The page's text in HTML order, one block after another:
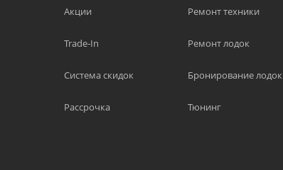
Акции
Trade-In
Система скидок
Рассрочка
Ремонт техники
Ремонт лодок
Бронирование лодок
Тюнинг